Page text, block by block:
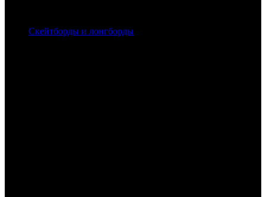
Скейтборды и лонгборды